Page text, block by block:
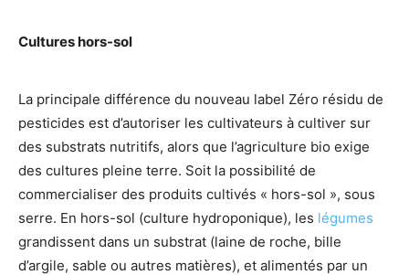
Cultures hors-sol
La principale différence du nouveau label Zéro résidu de
pesticides est d’autoriser les cultivateurs à cultiver sur
des substrats nutritifs, alors que l’agriculture bio exige
des cultures pleine terre. Soit la possibilité de
commercialiser des produits cultivés « hors-sol », sous
serre. En hors-sol (culture hydroponique), les légumes
grandissent dans un substrat (laine de roche, bille
d’argile, sable ou autres matières), et alimentés par un